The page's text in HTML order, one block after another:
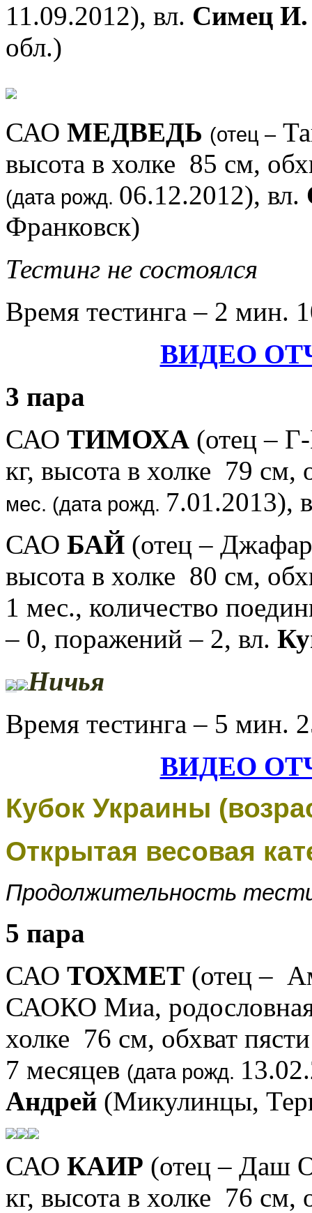
11.09.2012), вл. Симец И.
обл.)
САО МЕДВЕДЬ (отец –
высота в холке 85 см,
(дата рожд. 06.12.2012), вл.
Франковск)
Тестинг не состоялся
Время тестинга – 2 мин.
ВИДЕО
3 пара
САО ТИМОХА (отец –
кг, высота в холке 79 см,
мес. (дата рожд. 7.01.2013),
САО БАЙ (отец –
высота в холке 80 см,
1 мес., количество
– 0, поражений – 2, вл.
Ничья
Время тестинга – 5 мин.
ВИДЕО
Кубок Украины
Открытая весовая
Продолжительность
5 пара
САО ТОХМЕТ (отец –
САОКО Миа,
холке 76 см, обхват
7 месяцев (дата рожд.
Андрей (Микулинцы,
САО КАИР (отец – Даш
кг, высота в холке 76 см,